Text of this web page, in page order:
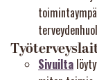
Sivuilta